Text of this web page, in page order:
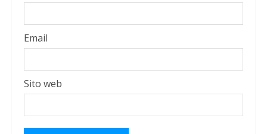
Email
Sito web